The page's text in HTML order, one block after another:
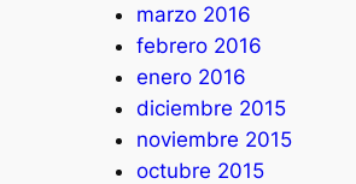
marzo 2016
febrero 2016
enero 2016
diciembre 2015
noviembre 2015
octubre 2015